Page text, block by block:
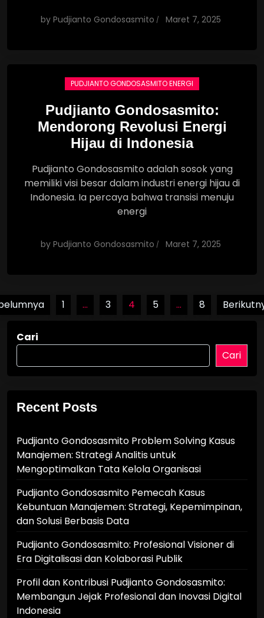
by Pudjianto Gondosasmito Maret 7, 2025
PUDJIANTO GONDOSASMITO ENERGI
Pudjianto Gondosasmito:
Mendorong Revolusi Energi
Hijau di Indonesia
Pudjianto Gondosasmito adalah sosok yang
memiliki visi besar dalam industri energi hijau di
Indonesia. Ia percaya bahwa transisi menuju
energi
by Pudjianto Gondosasmito Maret 7, 2025
Paginasi
1 … 3 4 5 … 8
Cari
Cari
Recent Posts
Pudjianto Gondosasmito Problem Solving Kasus
Manajemen: Strategi Analitis untuk
Mengoptimalkan Tata Kelola Organisasi
Pudjianto Gondosasmito Pemecah Kasus
Kebuntuan Manajemen: Strategi, Kepemimpinan,
dan Solusi Berbasis Data
Pudjianto Gondosasmito: Profesional Visioner di
Era Digitalisasi dan Kolaborasi Publik
Profil dan Kontribusi Pudjianto Gondosasmito:
Membangun Jejak Profesional dan Inovasi Digital
Indonesia